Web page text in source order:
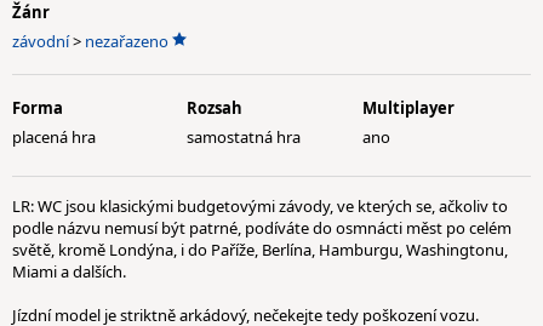
Žánr
závodní> nezařazeno
Forma
placená hra
Rozsah
samostatná hra
Multiplayer
ano
LR: WC jsou klasickými budgetovými závody, ve kterých se, ačkoliv to
podle názvu nemusí být patrné, podíváte do osmnácti měst po celém
světě, kromě Londýna, i do Paříže, Berlína, Hamburgu, Washingtonu,
Miami a dalších.
Jízdní model je striktně arkádový, nečekejte tedy poškození vozu.